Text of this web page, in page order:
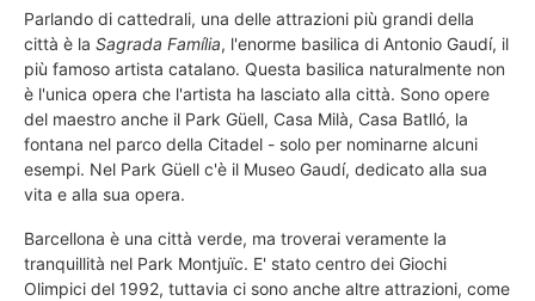
Parlando di cattedrali, una delle attrazioni più grandi della
città è la Sagrada Família, l'enorme basilica di Antonio Gaudí, il
più famoso artista catalano. Questa basilica naturalmente non
è l'unica opera che l'artista ha lasciato alla città. Sono opere
del maestro anche il Park Güell, Casa Milà, Casa Batlló, la
fontana nel parco della Citadel - solo per nominarne alcuni
esempi. Nel Park Güell c'è il Museo Gaudí, dedicato alla sua
vita e alla sua opera.
Barcellona è una città verde, ma troverai veramente la
tranquillità nel Park Montjuïc. E' stato centro dei Giochi
Olimpici del 1992, tuttavia ci sono anche altre attrazioni, come